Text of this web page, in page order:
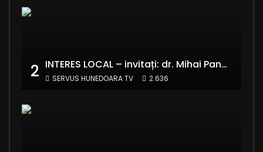
2 INTERES LOCAL – invitați: dr. Mihai Panaitescu – Manager Teatrul de Artă Deva și Alexandru Grecu
SERVUS HUNEDOARA TV 2.636